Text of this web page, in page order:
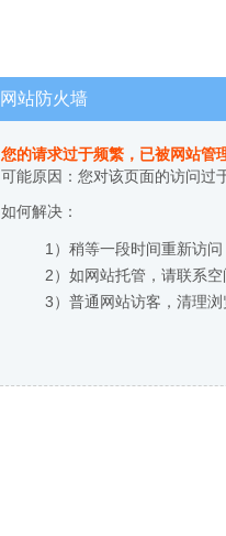
网站防火墙
您的请求过于频繁，已被网站管
可能原因：您对该页面的访问过
如何解决：
1）稍等一段时间重新访问
2）如网站托管，请联系空
3）普通网站访客，清理